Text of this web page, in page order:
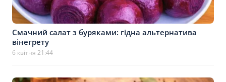
Смачний салат з буряками: гідна альтернатива
вінегрету
6 квітня 21:44